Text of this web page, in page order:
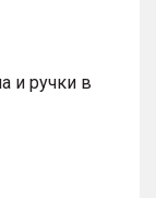
и ручки в